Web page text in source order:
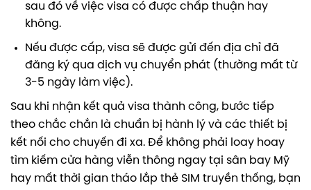
sau đó về việc visa có được chấp thuận hay
không.
Nếu được cấp, visa sẽ được gửi đến địa chỉ đã
đăng ký qua dịch vụ chuyển phát (thường mất từ
3-5 ngày làm việc).
Sau khi nhận kết quả visa thành công, bước tiếp
theo chắc chắn là chuẩn bị hành lý và các thiết bị
kết nối cho chuyến đi xa. Để không phải loay hoay
tìm kiếm cửa hàng viễn thông ngay tại sân bay Mỹ
hay mất thời gian tháo lắp thẻ SIM truyền thống, bạn